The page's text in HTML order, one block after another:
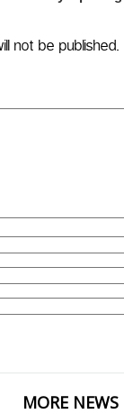
not be published.
MORE NEWS